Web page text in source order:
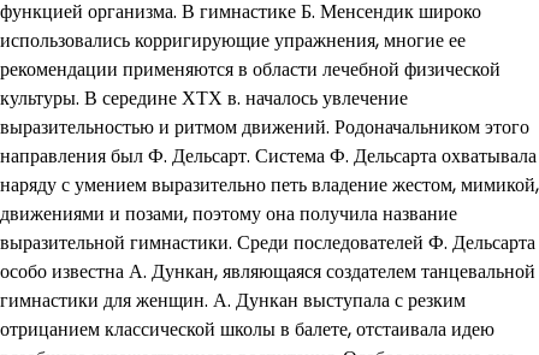
функцией организма. В гимнастике Б. Менсендик широко
использовались корригирующие упражнения, многие ее
рекомендации применяются в области лечебной физической
культуры. В середине ХТХ в. началось увлечение
выразительностью и ритмом движений. Родоначальником этого
направления был Ф. Дельсарт. Система Ф. Дельсарта охватывала
наряду с умением выразительно петь владение жестом, мимикой,
движениями и позами, поэтому она получила название
выразительной гимнастики. Среди последователей Ф. Дельсарта
особо известна А. Дункан, являющаяся создателем танцевальной
гимнастики для женщин. А. Дункан выступала с резким
отрицанием классической школы в балете, отстаивала идею